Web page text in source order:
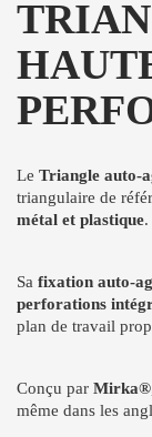
Le Triangle auto-
triangulaire de
métal et plastique.
Sa fixation auto-
perforations
plan de travail
Conçu par Mirka®
même dans les